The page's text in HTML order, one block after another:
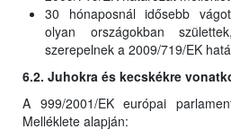
30 hónaposnál idősebb
olyan országokban
szerepelnek a 2009/719/EK
6.2. Juhokra és kecskékre
A 999/2001/EK európai
Melléklete alapján: